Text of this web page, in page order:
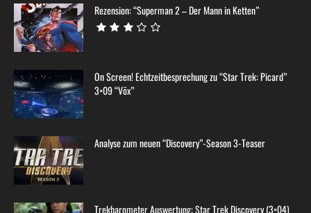
Rezension: “Superman 2 – Der Mann in Ketten”
On Screen! Echtzeitbesprechung zu “Star Trek: Picard”
3×09 “Võx”
Analyse zum neuen “Discovery”-Season 3-Teaser
Trekbarometer Auswertung: Star Trek Discovery (3×04)